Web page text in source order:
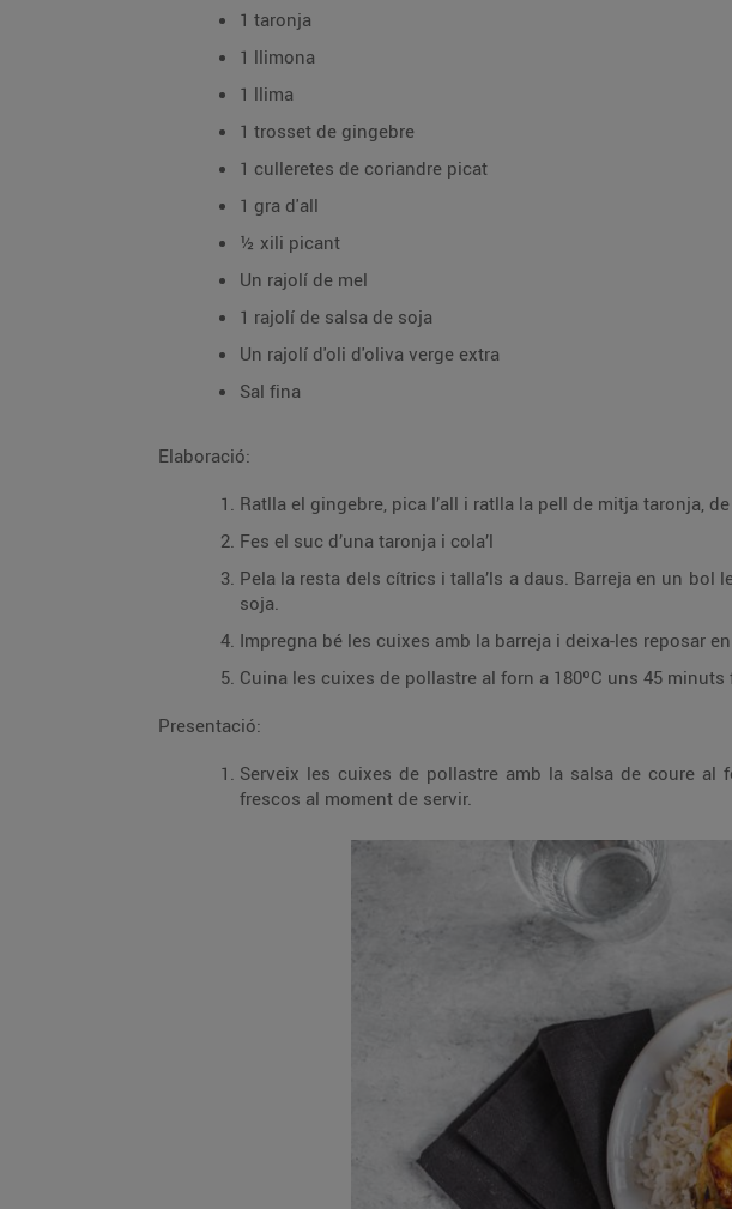
1 taronja
1 llimona
1 llima
1 trosset de gingebre
1 culleretes de coriandre picat
1 gra d'all
½ xili picant
Un rajolí de mel
1 rajolí de salsa de soja
Un rajolí d'oli d'oliva verge extra
Sal fina
Elaboració:
Ratlla el gingebre, pica l’all i ratlla la pell de mitja taronja,
Fes el suc d’una taronja i cola’l
Pela la resta dels cítrics i talla’ls a daus. Barreja en un
soja.
Impregna bé les cuixes amb la barreja i deixa-les reposar
Cuina les cuixes de pollastre al forn a 180ºC uns 45
Presentació:
Serveix les cuixes de pollastre amb la salsa de coure al
frescos al moment de servir.